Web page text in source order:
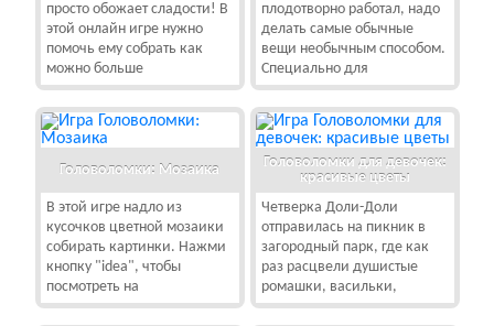
просто обожает сладости! В
этой онлайн игре нужно
помочь ему собрать как
можно больше
плодотворно работал, надо
делать самые обычные
вещи необычным способом.
Специально для
Головоломки: Мозаика
В этой игре надло из
кусочков цветной мозаики
собирать картинки. Нажми
кнопку "idea", чтобы
посмотреть на
Головоломки для девочек:
красивые цветы
Четверка Доли-Доли
отправилась на пикник в
загородный парк, где как
раз расцвели душистые
ромашки, васильки,